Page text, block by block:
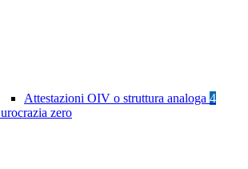
Attestazioni OIV o struttura analoga 4
zero